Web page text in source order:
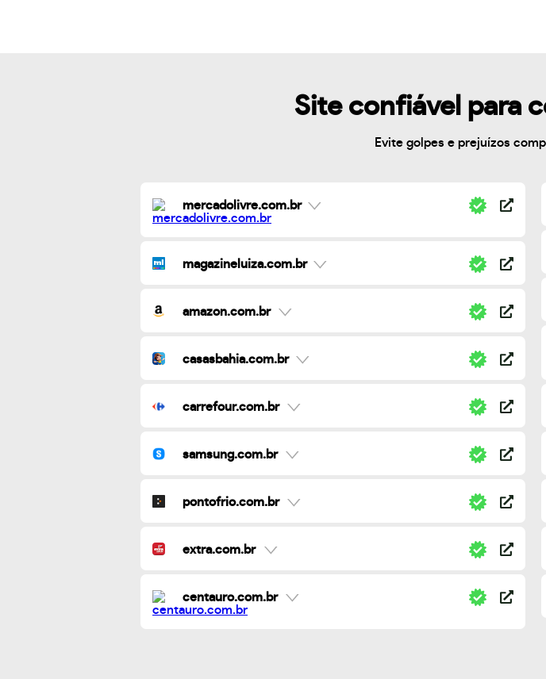
Site confiável para
Evite golpes e prejuízos
mercadolivre.com.br
magazineluiza.com.br
amazon.com.br
casasbahia.com.br
carrefour.com.br
samsung.com.br
pontofrio.com.br
extra.com.br
centauro.com.br